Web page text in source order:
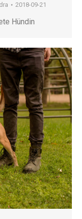
2018-09-21
Hündin